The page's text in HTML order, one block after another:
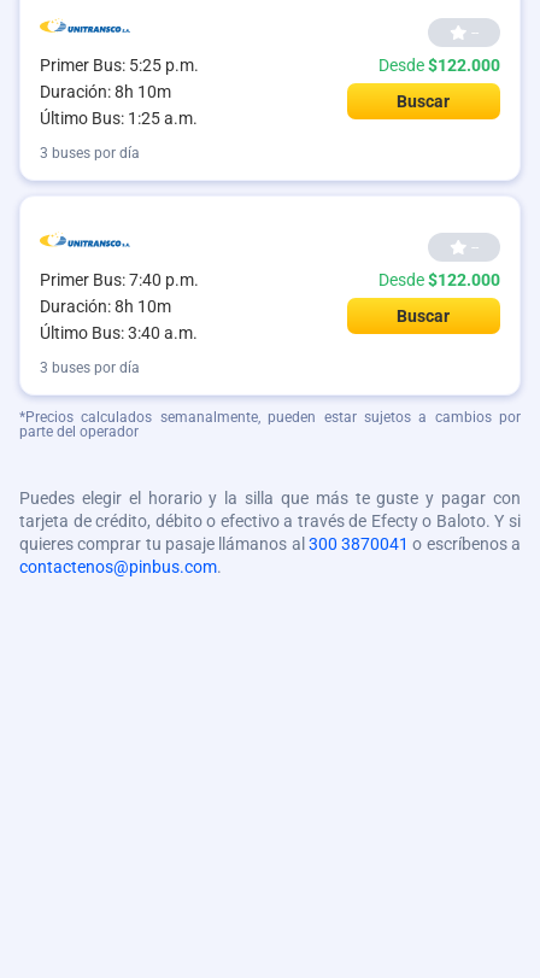
Primer Bus: 5:25 p.m.
Duración: 8h 10m
Último Bus: 1:25 a.m.
--
Desde$122.000
Buscar
3 buses por día
Primer Bus: 7:40 p.m.
Duración: 8h 10m
Último Bus: 3:40 a.m.
--
Desde$122.000
Buscar
3 buses por día
*Precios calculados semanalmente, pueden estar sujetos a cambios por
parte del operador
Puedes elegir el horario y la silla que más te guste y pagar con
tarjeta de crédito, débito o efectivo a través de Efecty o Baloto. Y si
quieres comprar tu pasaje llámanos al300 3870041 o escríbenos a
contactenos@pinbus.com.